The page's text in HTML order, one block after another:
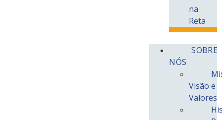
na
Reta
SOBRE
NÓS
Visão e
Valores
Alugar Carrinha 3,5T